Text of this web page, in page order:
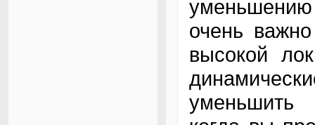
очень
высокой
уменьшить